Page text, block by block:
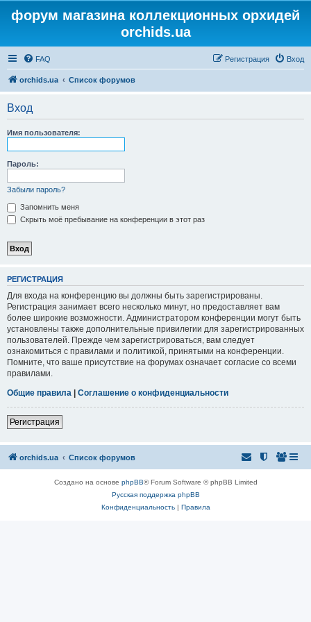
форум магазина коллекционных орхидей
orchids.ua
FAQ Вход
Регистрация
orchids.ua Список форумов
Вход
Имя пользователя:
Пароль:
Забыли пароль?
Запомнить меня
Скрыть моё пребывание на конференции в этот раз
РЕГИСТРАЦИЯ
Для входа на конференцию вы должны быть зарегистрированы.
Регистрация занимает всего несколько минут, но предоставляет вам
более широкие возможности. Администратором конференции могут быть
установлены также дополнительные привилегии для зарегистрированных
пользователей. Прежде чем зарегистрироваться, вам следует
ознакомиться с правилами и политикой, принятыми на конференции.
Помните, что ваше присутствие на форумах означает согласие со всеми
правилами.
Общие правила | Соглашение о конфиденциальности
Регистрация
orchids.ua Список форумов
Создано на основе phpBB® Forum Software © phpBB Limited
Русская поддержка phpBB
Конфиденциальность| Правила